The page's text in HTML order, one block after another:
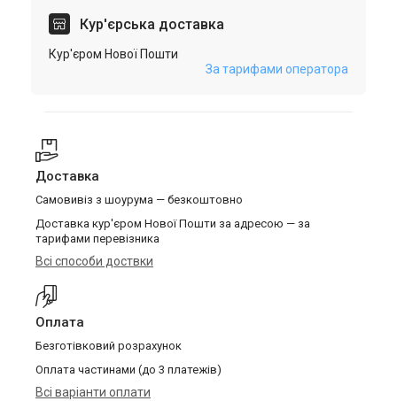
Кур'єрська доставка
Кур'єром Нової Пошти
За тарифами оператора
Доставка
Самовивіз з шоурума — безкоштовно
Доставка кур'єром Нової Пошти за адресою — за
тарифами перевізника
Всі способи доствки
Оплата
Безготівковий розрахунок
Оплата частинами (до 3 платежів)
Всі варіанти оплати